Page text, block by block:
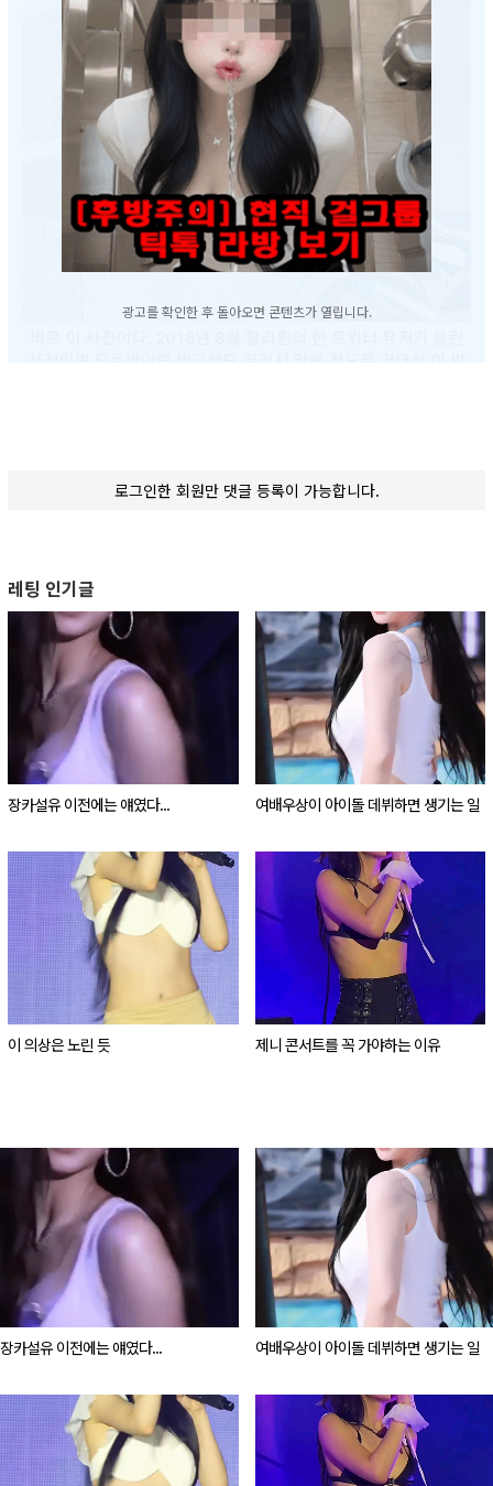
광고를 확인한 후 돌아오면 콘텐츠가 열립니다.
로그인한 회원만 댓글 등록이 가능합니다.
레팅 인기글
장카설유 이전에는 얘였다... 여배우상이 아이돌 데뷔하면 생기는 일
이 의상은 노린 듯 제니 콘서트를 꼭 가야하는 이유
장카설유 이전에는 얘였다... 여배우상이 아이돌 데뷔하면 생기는 일